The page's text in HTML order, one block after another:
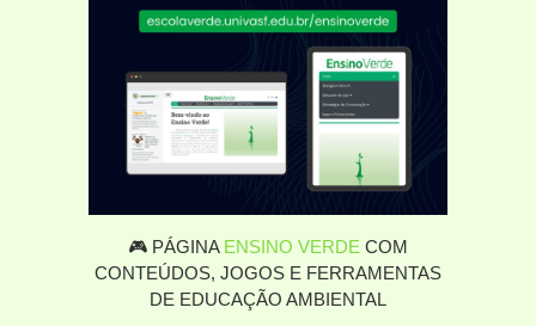
🎮 PÁGINA ENSINO VERDE COM
CONTEÚDOS, JOGOS E FERRAMENTAS
DE EDUCAÇÃO AMBIENTAL